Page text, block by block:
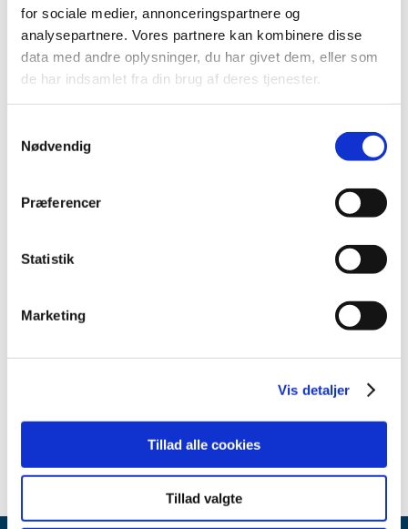
for sociale medier, annonceringspartnere og
analysepartnere. Vores partnere kan kombinere disse
data med andre oplysninger, du har givet dem, eller som
de har indsamlet fra din brug af deres tjenester.
Nødvendig
Præferencer
Statistik
Marketing
Vis detaljer
Tillad alle cookies
Tillad valgte
2016 (48)
2015 (31)
2014 (44)
2013 (45)
2011 (13)
2006 (9)
november (3)
september (1)